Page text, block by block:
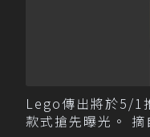
Lego傳出將於5/1
款式搶先曝光。